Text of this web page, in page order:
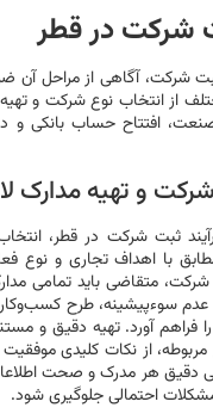
شرکت در قطر
شرکت، آگاهی از مراحل آن
از انتخاب نوع شرکت و
صنعت، افتتاح حساب بانکی و
و تهیه مدارک
ثبت شرکت در قطر،
با اهداف تجاری و نوع
متقاضی باید تمامی
عدم سوءپیشینه، طرح
را فراهم آورد. تهیه دقیق و
مربوطه، از نکات کلیدی
دقیق هر مدرک و صحت
مشکلات احتمالی جلوگیری شود.